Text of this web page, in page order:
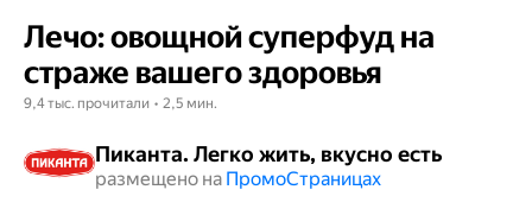
Лечо: овощной суперфуд на
страже вашего здоровья
9,4 тыс. прочитали • 2,5 мин.
Пиканта. Легко жить, вкусно есть
размещено на Промо​​​​​​​Страницах